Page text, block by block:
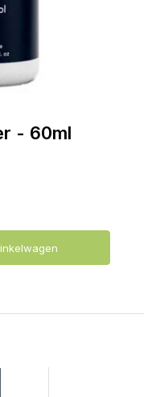
- 60ml